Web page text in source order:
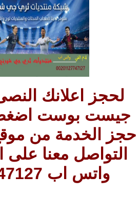
لحجز اعلانك
جيست بوست اضغط
حجز الخدمة من
التواصل معنا على
واتس اب 01127747127